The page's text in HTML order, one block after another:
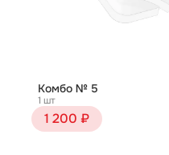
Комбо № 5
1 шт
1 200 ₽